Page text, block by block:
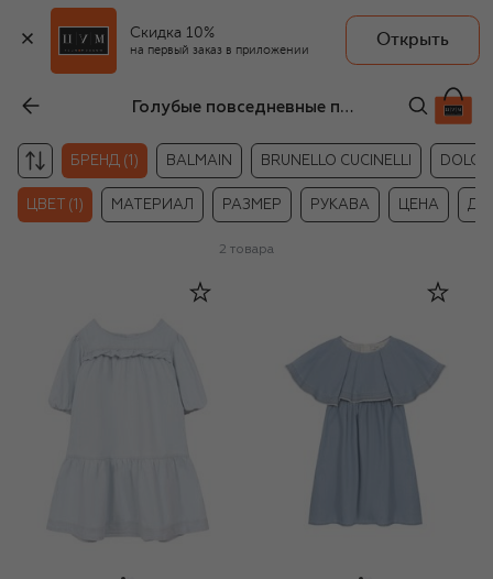
Скидка 10%
на первый заказ в приложении
Открыть
Голубые повседневные платья для девочек Chloé
БРЕНД (1) BALMAIN BRUNELLO CUCINELLI
ЦВЕТ (1) МАТЕРИАЛ РАЗМЕР РУКАВА ЦЕНА
2 товара